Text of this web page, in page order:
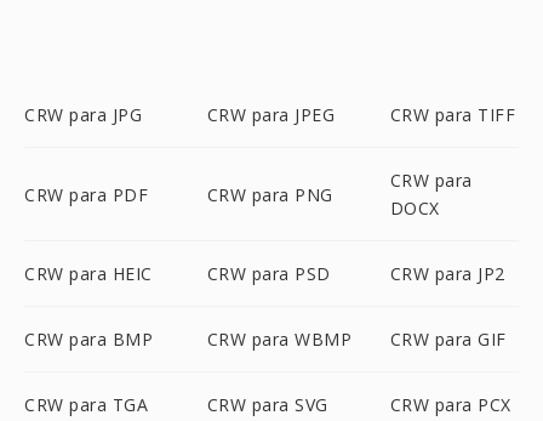
CRW para JPG CRW para JPEG CRW para TIFF
CRW para PDF CRW para PNG
CRW para
DOCX
CRW para HEIC CRW para PSD CRW para JP2
CRW para BMP CRW para WBMP CRW para GIF
CRW para TGA CRW para SVG CRW para PCX